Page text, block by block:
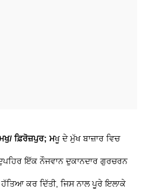
ਫ਼ਿਰੋਜ਼ਪੁਰ; ਮਖੂ ਦੇ ਮੁੱਖ ਬਾਜ਼ਾਰ ਵਿਚ
ਇੱਕ ਨੌਜਵਾਨ ਦੁਕਾਨਦਾਰ ਗੁਰਚਰਨ
ਹੱਤਿਆ ਕਰ ਦਿੱਤੀ, ਜਿਸ ਨਾਲ ਪੂਰੇ ਇਲਾਕੇ